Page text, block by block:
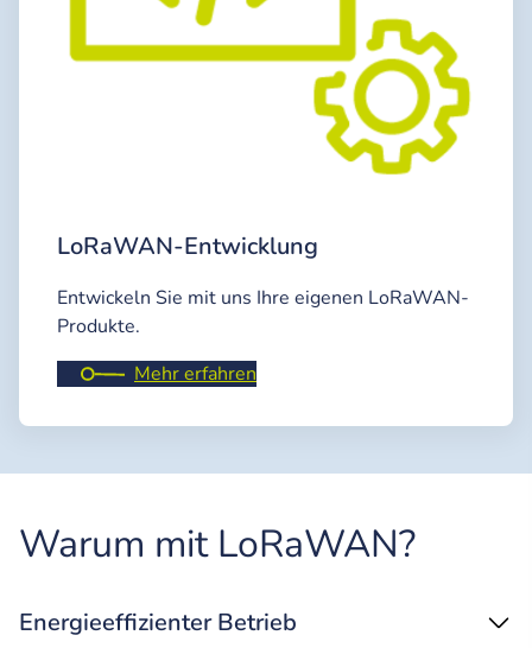
LoRaWAN-Entwicklung
Entwickeln Sie mit uns Ihre eigenen LoRaWAN-
Produkte.
Mehr erfahren
Warum mit LoRaWAN?
Energieeffizienter Betrieb